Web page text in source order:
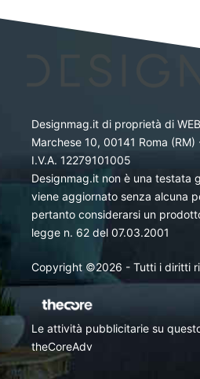
Designmag.it di proprietà di
Marchese 10, 00141 Roma
I.V.A. 12279101005
Designmag.it non è una testata
viene aggiornato senza alcuna
pertanto considerarsi un
legge n. 62 del 07.03.2001
Copyright ©2026 - Tutti i diritti
Le attività pubblicitarie su
theCoreAdv